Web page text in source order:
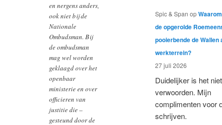
en nergens anders,
ook niet bij de
Nationale
Ombudsman. Bij
de ombudsman
mag wel worden
geklaagd over het
openbaar
ministerie en over
officieren van
justitie die –
gesteund door de
Spic & Span op
de opgerolde
pooierbende de Wallen
werkterrein?
27 juli 2026
Duidelijker is het
verwoorden. Mijn
complimenten voor
schrijven.